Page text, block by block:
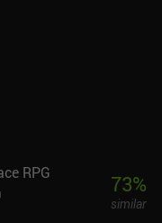
de la versión
que puede resultar
RPG 73%
similar